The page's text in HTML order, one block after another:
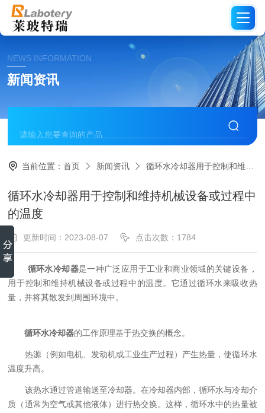
NEWS INFORMATION
新闻资讯
当前位置：首页 新闻资讯 循环水冷却器用于控制和维持机械设备或过程中的温度
循环水冷却器用于控制和维持机械设备或过程中
的温度
更新时间：2023-08-07 点击次数：1784
循环水冷却器是一种广泛应用于工业和商业领域的关键设备，
用于控制和维持机械设备或过程中的温度。它通过循环水来吸收热
量，并将其散发到周围环境中。
循环水冷却器的工作原理基于热交换的概念。
热源（例如电机、发动机或工业生产过程）产生热量，使循环水
温度升高。
该热水通过管道输送至冷却器。在冷却器内部，循环水与冷却介
质（通常为空气或其他液体）进行热交换。这样，循环水中的热量被